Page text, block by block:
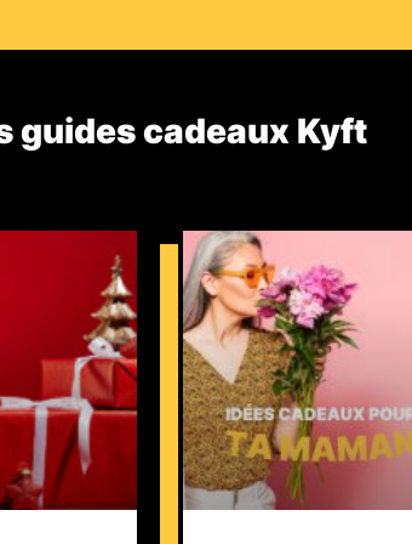
guides cadeaux Kyft​